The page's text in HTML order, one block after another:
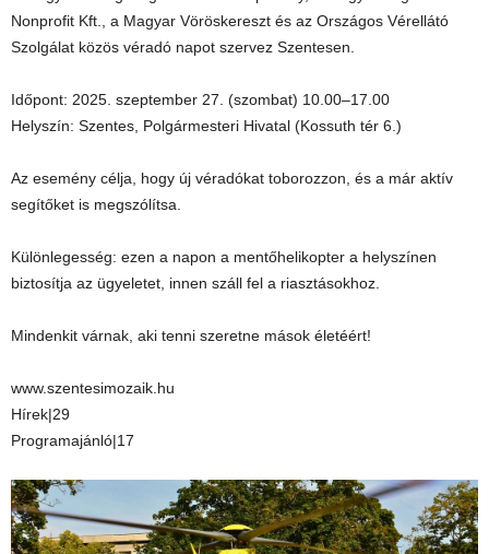
Nonprofit Kft., a Magyar Vöröskereszt és az Országos Vérellátó
Szolgálat közös véradó napot szervez Szentesen.
Időpont: 2025. szeptember 27. (szombat) 10.00–17.00
Helyszín: Szentes, Polgármesteri Hivatal (Kossuth tér 6.)
Az esemény célja, hogy új véradókat toborozzon, és a már aktív
segítőket is megszólítsa.
Különlegesség: ezen a napon a mentőhelikopter a helyszínen
biztosítja az ügyeletet, innen száll fel a riasztásokhoz.
Mindenkit várnak, aki tenni szeretne mások életéért!
www.szentesimozaik.hu
Hírek|29
Programajánló|17